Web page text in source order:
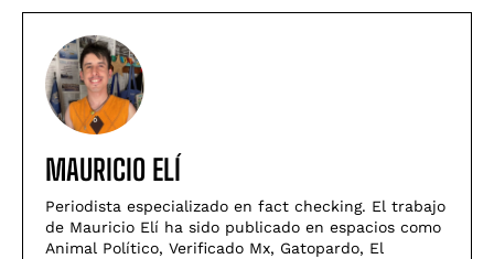
MAURICIO ELÍ
Periodista especializado en fact checking. El trabajo
de Mauricio Elí ha sido publicado en espacios como
Animal Político, Verificado Mx, Gatopardo, El